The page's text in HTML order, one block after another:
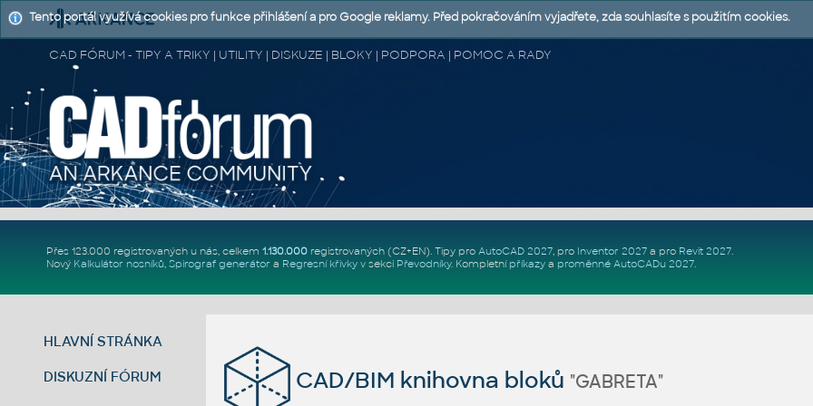
CAD FÓRUM - TIPY A TRIKY | UTILITY | DISKUZE | BLOKY | PODPORA | POMOC A RADY
Přes 123.000 registrovaných u nás, celkem 1.130.000registrovaných (CZ+EN). Tipy pro AutoCAD 2027, pro Inventor 2027a pro Revit 2027.
Nový Kalkulátor nosníků, Spirograf generátor a Regresní křivkyv sekci Převodníky. Kompletní příkazya proměnné AutoCADu 2027.
HLAVNÍ STRÁNKA
DISKUZNÍ FÓRUM CAD/BIM knihovna bloků "GABRETA"
Tento portál využívá cookies pro funkce přihlášení a pro Google reklamy. Před pokračováním vyjadřete, zda souhlasíte s použitím cookies.